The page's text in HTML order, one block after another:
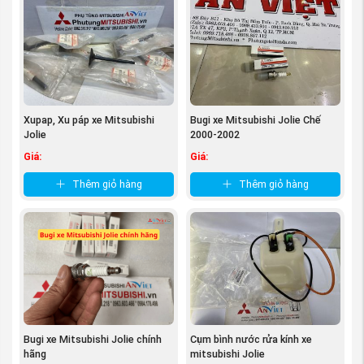
ý khi chọn mua phụ tùng Mitsubishi:
Tem nhãn: Theo đúng tiêu chuẩnMitsubishi
Bao bì: sản phẩm được đựng trong hộp theo tiêu chuẩn
của Mitsubishi morto.
Đường nét sản phẩm sắc sảo, rõ nét. không có nhựa
thừa, không trầy xước.
(Giảm xóc sau xe Jolie - nguồnPhutungMitsubishi.vn
Xupap, Xu páp xe Mitsubishi
Jolie
Giá:
Thêm giỏ hàng
Bugi xe Mitsubishi Jolie Chế
2000-2002
Giá:
Thêm giỏ hàng
Bugi xe Mitsubishi Jolie chính
hãng
Cụm bình nước rửa kính xe
mitsubishi Jolie